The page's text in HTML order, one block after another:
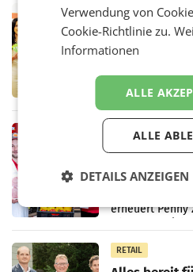
RETAIL
Eine Bühne
Müller
Über den
Altstoff
„Kreislauf-
RETAIL
Penny
Ober- und
WIENER
erneuert
RETAIL
Verwendung von
Cookie-Richtlinie zu.
Informationen
ALLE
ALLE
DETAILS ANZEIGEN